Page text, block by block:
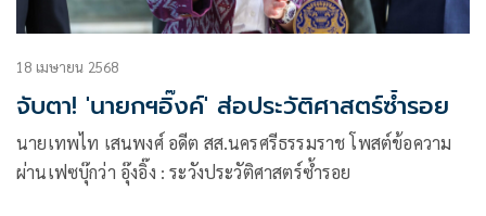
18 เมษายน 2568
จับตา! 'นายกฯอิ๊งค์' ส่อประวัติศาสตร์ซ้ำรอย
นายเทพไท เสนพงศ์ อดีต สส.นครศรีธรรมราช โพสต์ข้อความ
ผ่านเฟซบุ๊กว่า อุ๊งอิ๊ง : ระวังประวัติศาสตร์ซ้ำรอย